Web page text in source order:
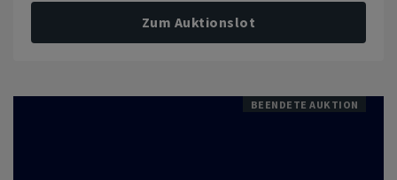
Zum Auktionslot
BEENDETE AUKTION